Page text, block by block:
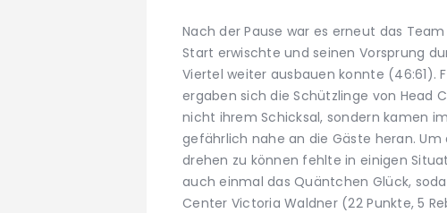
Nach der Pause war es erneut das
Start erwischte und seinen Vorsprung
Viertel weiter ausbauen konnte (46:61).
ergaben sich die Schützlinge von Head
nicht ihrem Schicksal, sondern kamen
gefährlich nahe an die Gäste heran.
drehen zu können fehlte in einigen
auch einmal das Quäntchen Glück,
Center Victoria Waldner (22 Punkte, 5